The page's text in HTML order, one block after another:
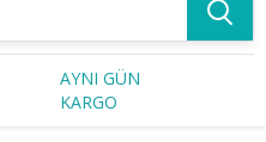
AYNI GÜN
KARGO